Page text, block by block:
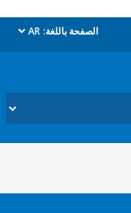
الصفحة باللغة: AR
dropdown